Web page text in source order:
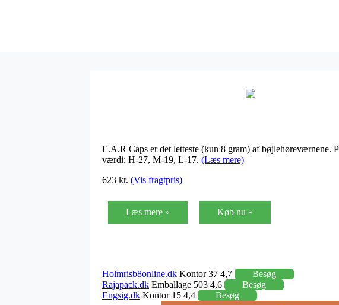
E.A.R Caps er det letteste (kun 8 gram) af bøjlehøreværnene.
værdi: H-27, M-19, L-17. (Læs mere)
623 kr. (Vis fragtpris)
Læs mere » Køb nu »
Holmrisb8online.dk Kontor 37 4,7
Besøg
Rajapack.dk Emballage 503 4,6
Besøg
Engsig.dk Kontor 15 4,4
Besøg